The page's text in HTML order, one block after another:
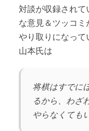
対談が収録されて
な意見＆ツッコ
やり取りになって
山本氏は
将棋はすでに
るから、わざ
やらなくても